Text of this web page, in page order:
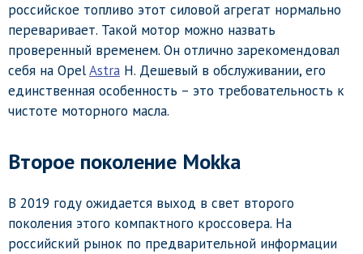
российское топливо этот силовой агрегат нормально
переваривает. Такой мотор можно назвать
проверенный временем. Он отлично зарекомендовал
себя на OpelAstra H. Дешевый в обслуживании, его
единственная особенность – это требовательность к
чистоте моторного масла.
Второе поколение Mokka
В 2019 году ожидается выход в свет второго
поколения этого компактного кроссовера. На
российский рынок по предварительной информации